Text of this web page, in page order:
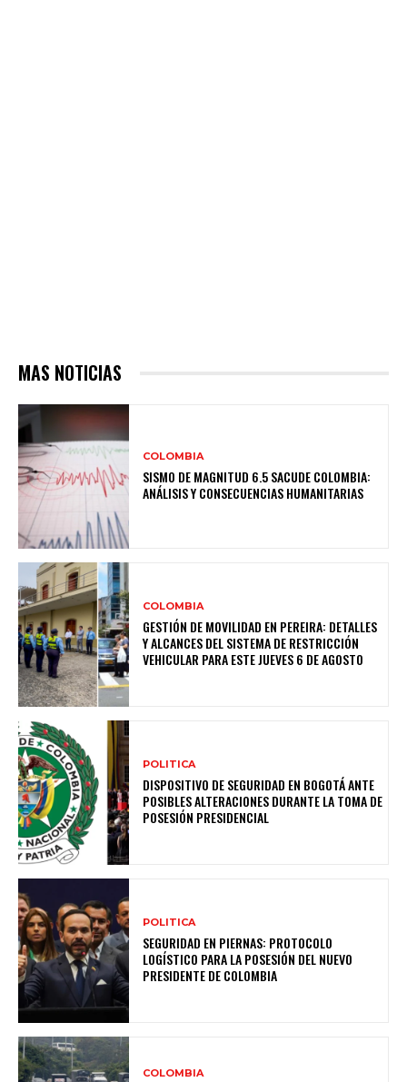
MAS NOTICIAS
COLOMBIA
SISMO DE MAGNITUD 6.5 SACUDE COLOMBIA:
ANÁLISIS Y CONSECUENCIAS HUMANITARIAS
COLOMBIA
GESTIÓN DE MOVILIDAD EN PEREIRA: DETALLES
Y ALCANCES DEL SISTEMA DE RESTRICCIÓN
VEHICULAR PARA ESTE JUEVES 6 DE AGOSTO
POLITICA
DISPOSITIVO DE SEGURIDAD EN BOGOTÁ ANTE
POSIBLES ALTERACIONES DURANTE LA TOMA DE
POSESIÓN PRESIDENCIAL
POLITICA
SEGURIDAD EN PIERNAS: PROTOCOLO
LOGÍSTICO PARA LA POSESIÓN DEL NUEVO
PRESIDENTE DE COLOMBIA
COLOMBIA